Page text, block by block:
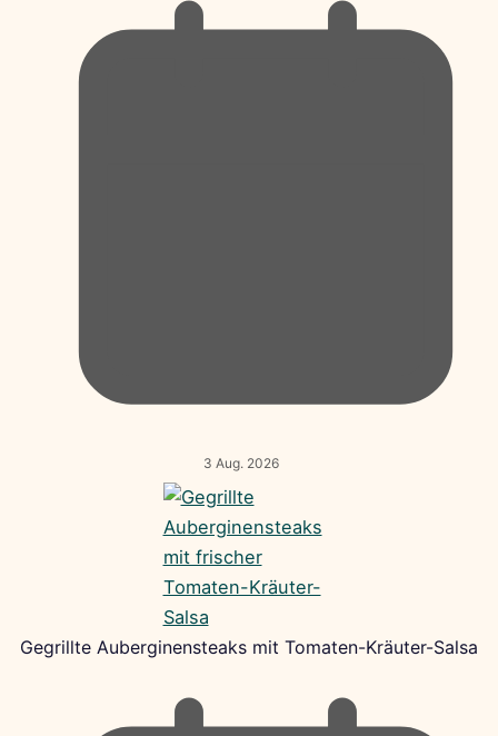
3 Aug. 2026
Gegrillte Auberginensteaks mit Tomaten-Kräuter-Salsa